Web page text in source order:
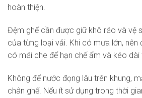
hoàn thiện.
Đệm ghế cần được giữ khô ráo và vệ
của từng loại vải. Khi có mưa lớn, nên
có mái che để hạn chế ẩm và kéo dài
Không để nước đọng lâu trên khung,
chân ghế. Nếu ít sử dụng trong thời